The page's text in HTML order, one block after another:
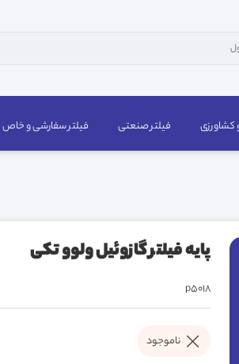
کشاورزی فیلتر صنعتی فیلتر سفارشی و خاص
پایه فیلتر گازوئیل ولوو تکی
p5018
ناموجود